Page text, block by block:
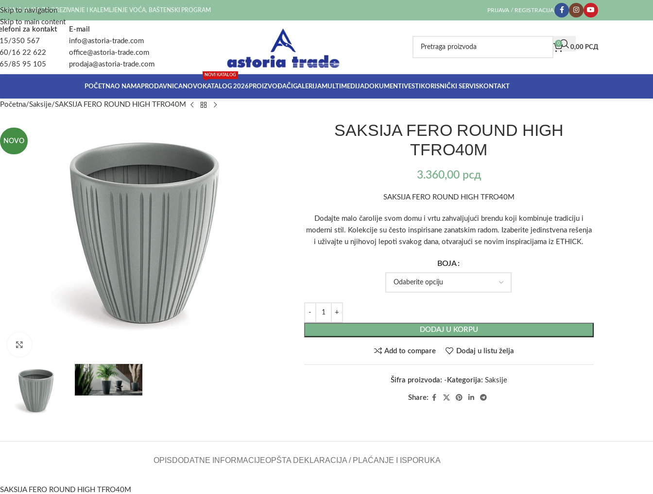
Skip to navigation
Skip to main content
ALATA ZA OREZIVANJE I KALEMLJENJE VOĆA, BAŠTENSKI PROGRAM PRIJAVA / REGISTRACIJA
za kontakt
350 567
16 22 622
85 95 105
E-mail
info@astoria-trade.com
office@astoria-trade.com
prodaja@astoria-trade.com
0
0,00 РСД
POČETNAO NAMAPRODAVNICANOVO KATALOG 2026
NOVI KATALOG
PROIZVOĐAČI GALERIJAMULTIMEDIJADOKUMENTI VESTI KORISNIČKI SERVISKONTAKT
Početna Saksije SAKSIJA FERO ROUND HIGH TFRO40M
NOVO
SAKSIJA FERO ROUND HIGH
TFRO40M
3.360,00 рсд
SAKSIJA FERO ROUND HIGH TFRO40M
Dodajte malo čarolije svom domu i vrtu zahvaljujući brendu koji kombinuje tradiciju i
moderni stil. Kolekcije su često inspirisane zanatskim radom. Izaberite jedinstvena rešenja
i uživajte u njihovoj lepoti svakog dana, otvarajući se novim inspiracijama iz ETHICK.
BOJA
DODAJ U KORPU
Add to compare Dodaj u listu želja
Šifra proizvoda: - Kategorija: Saksije
Share:
OPISDODATNE INFORMACIJEOPŠTA DEKLARACIJA / PLAĆANJE I ISPORUKA
SAKSIJA FERO ROUND HIGH TFRO40M